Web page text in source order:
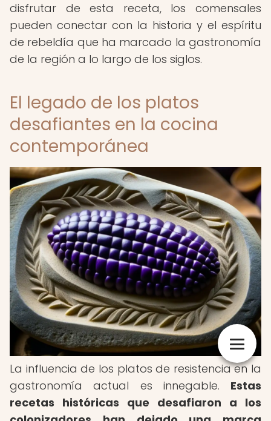
disfrutar de esta receta, los comensales
pueden conectar con la historia y el espíritu
de rebeldía que ha marcado la gastronomía
de la región a lo largo de los siglos.
El legado de los platos
desafiantes en la cocina
contemporánea
La influencia de los platos de resistencia en la
gastronomía actual es innegable. Estas
recetas históricas que desafiaron a los